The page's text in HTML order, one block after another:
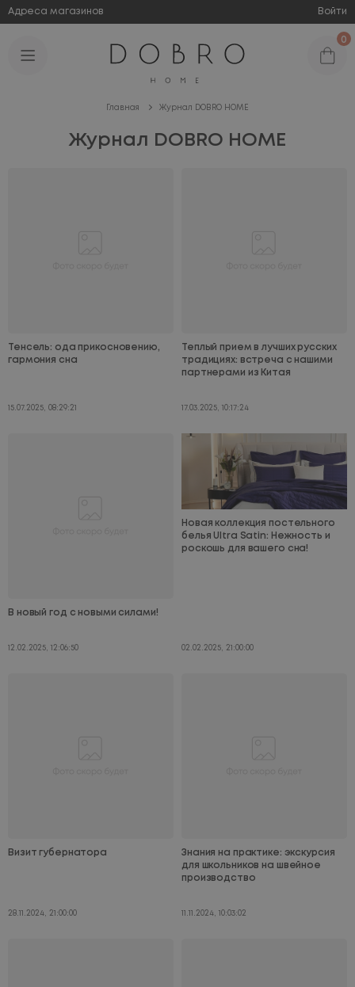
Адреса магазинов Войти
0
Главная Журнал DOBRO HOME
Журнал DOBRO HOME
Тенсель: ода прикосновению,
гармония сна
15.07.2025, 08:29:21
Теплый прием в лучших русских
традициях: встреча с нашими
партнерами из Китая
17.03.2025, 10:17:24
В новый год с новыми силами!
12.02.2025, 12:06:50
Новая коллекция постельного
белья Ultra Satin: Нежность и
роскошь для вашего сна!
02.02.2025, 21:00:00
Визит губернатора
28.11.2024, 21:00:00
Знания на практике: экскурсия
для школьников на швейное
производство
11.11.2024, 10:03:02